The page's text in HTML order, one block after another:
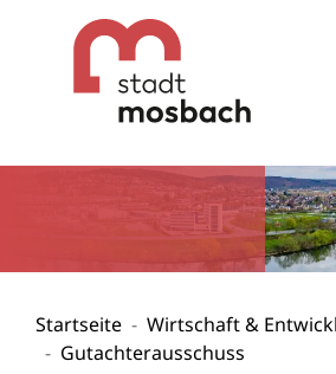
Gehe zum Navigationsbereich
Gehe zum Inhalt
Startseite
Wirtschaft &
Gutachterausschuss